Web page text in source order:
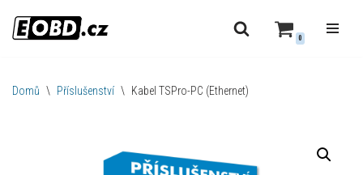
Přeskočit
obsah
0
Domů \ Příslušenství \ Kabel TSPro-PC (Ethernet)